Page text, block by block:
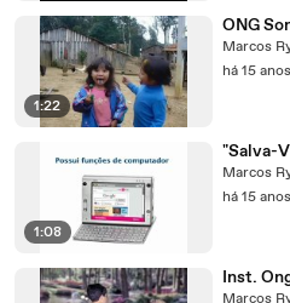
1:22
ONG
Marcos
há 15 anos
1:08
"Salva-
Marcos
há 15 anos
Inst.